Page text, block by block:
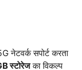
नेटवर्क सपोर्ट करता
स्टोरेजका विकल्प